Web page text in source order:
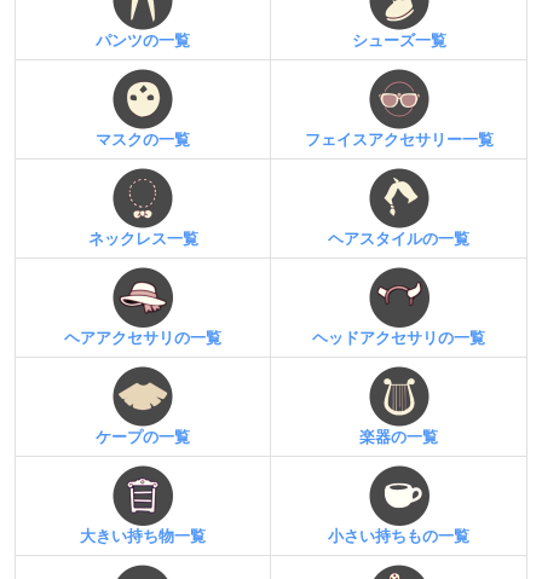
パンツの一覧 シューズ一覧
マスクの一覧 フェイスアクセサリー一覧
ネックレス一覧 ヘアスタイルの一覧
ヘアアクセサリの一覧 ヘッドアクセサリの一覧
ケープの一覧 楽器の一覧
大きい持ち物一覧 小さい持ちもの一覧